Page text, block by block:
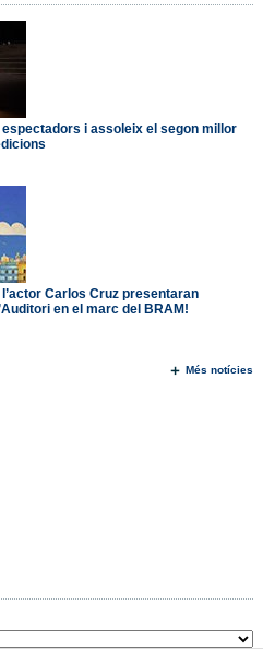
i assoleix el segon millor
Carlos Cruz presentaran
en el marc del BRAM!
Més notícies